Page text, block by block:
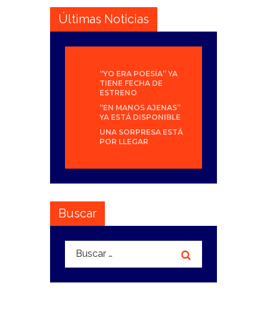
Últimas Noticias
“YO ERA POESÍA” YA
TIENE FECHA DE
ESTRENO
“EN MANOS AJENAS”
YA ESTÁ DISPONIBLE
UNA SORPRESA ESTÁ
POR LLEGAR
Buscar
Buscar: